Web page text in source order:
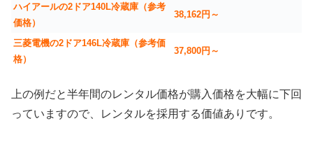
ハイアールの2ドア140L冷蔵庫（参考
価格）
38,162円～
三菱電機の2ドア146L冷蔵庫（参考価
格）
37,800円～
上の例だと半年間のレンタル価格が購入価格を大幅に下回
っていますので、レンタルを採用する価値ありです。